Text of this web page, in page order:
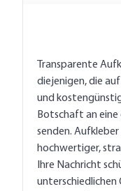
Transparente
diejenigen, die
und
Botschaft an
senden.
hochwertiger,
Ihre Nachricht
unterschiedlichen